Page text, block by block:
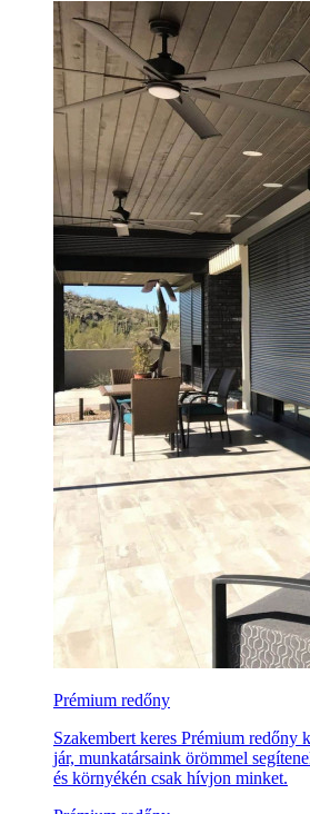
Prémium redőny
Szakembert keres Prémium redőny
jár, munkatársaink örömmel
és környékén csak hívjon minket.